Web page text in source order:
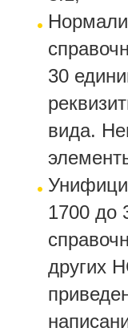
30
вида.
1700 до
других